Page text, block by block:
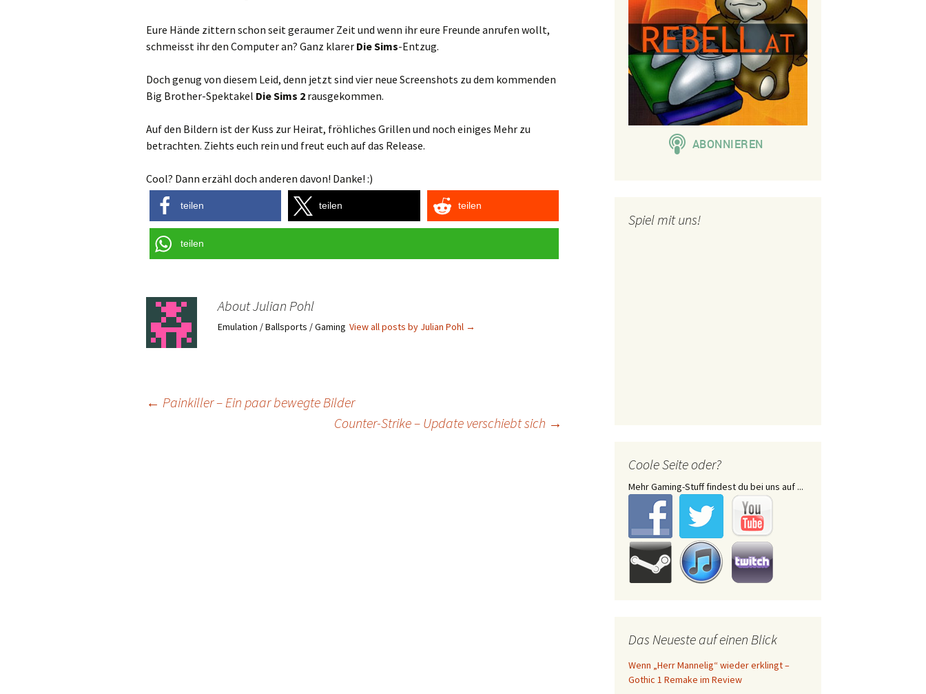
Eure Hände zittern schon seit geraumer Zeit und wenn ihr eure Freunde anrufen wollt,
schmeisst ihr den Computer an? Ganz klarer Die Sims-Entzug.
Doch genug von diesem Leid, denn jetzt sind vier neue Screenshots zu dem kommenden
Big Brother-Spektakel Die Sims 2 rausgekommen.
Auf den Bildern ist der Kuss zur Heirat, fröhliches Grillen und noch einiges Mehr zu
betrachten. Ziehts euch rein und freut euch auf das Release.
Cool? Dann erzähl doch anderen davon! Danke! :)
teilen teilen teilen
teilen
About Julian Pohl
Emulation / Ballsports / Gaming View all posts by Julian Pohl →
← Painkiller – Ein paar bewegte Bilder
Counter-Strike – Update verschiebt sich →
Spiel mit uns!
Coole Seite oder?
Mehr Gaming-Stuff findest du bei uns auf ...
Das Neueste auf einen Blick
Wenn „Herr Mannelig“ wieder erklingt –
Gothic 1 Remake im Review